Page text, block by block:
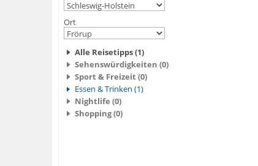
Ort
Alle Reisetipps (1)
Sehenswürdigkeiten (0)
Sport & Freizeit (0)
Essen & Trinken (1)
Nightlife (0)
Shopping (0)